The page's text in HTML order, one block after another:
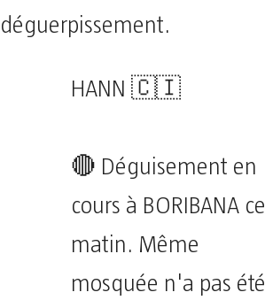
déguerpissement.
HANN 🇨🇮
🔴 Déguisement en
cours à BORIBANA ce
matin. Même
mosquée n'a pas été